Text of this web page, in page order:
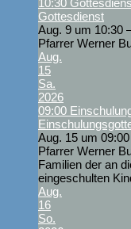
10:30
Gottesdienst
Aug. 9 um 10:30
Pfarrer Werner
Aug.
15
Sa.
2026
09:00
Aug. 15 um
Pfarrer Werner
Familien der an
eingeschulten
Aug.
16
So.